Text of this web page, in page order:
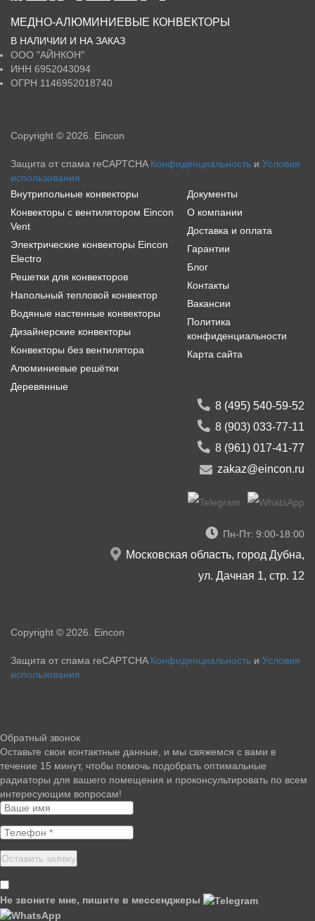
МЕДНО-АЛЮМИНИЕВЫЕ КОНВЕКТОРЫ
В НАЛИЧИИ И НА ЗАКАЗ
ООО "АЙНКОН"
ИНН 6952043094
ОГРН 1146952018740
Copyright © 2026. Eincon
Защита от спама reCAPTCHA Конфиденциальность и Условия
использования
Внутрипольные конвекторы
Конвекторы с вентилятором Eincon
Vent
Электрические конвекторы Eincon
Electro
Решетки для конвекторов
Напольный тепловой конвектор
Водяные настенные конвекторы
Дизайнерские конвекторы
Конвекторы без вентилятора
Алюминиевые решётки
Деревянные
Документы
О компании
Доставка и оплата
Гарантии
Блог
Контакты
Вакансии
Политика
конфиденциальности
Карта сайта
8 (495) 540-59-52
8 (903) 033-77-11
8 (961) 017-41-77
zakaz@eincon.ru
Пн-Пт: 9:00-18:00
Московская область, город Дубна,
ул. Дачная 1, стр. 12
Copyright © 2026. Eincon
Защита от спама reCAPTCHA Конфиденциальность и Условия
использования
Обратный звонок
Оставьте свои контактные данные, и мы свяжемся с вами в
течение 15 минут, чтобы помочь подобрать оптимальные
радиаторы для вашего помещения и проконсультировать по всем
интересующим вопросам!
Не звоните мне, пишите в мессенджеры